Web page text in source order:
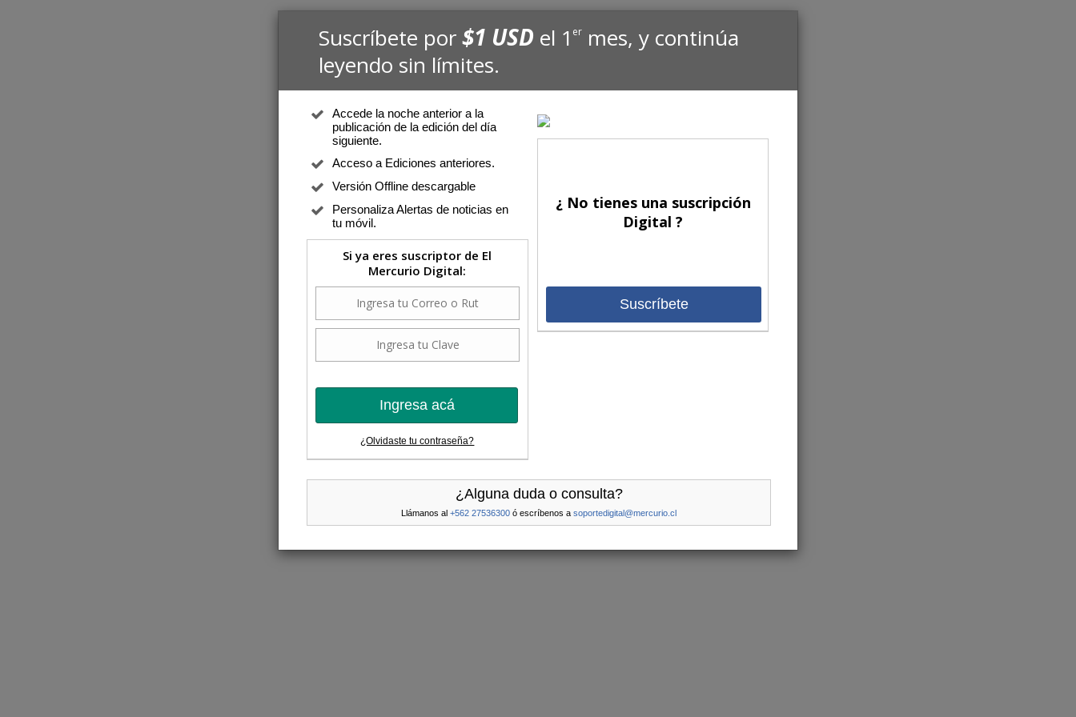
Suscríbete por$1 USD el 1er mes, y continúa
leyendo sin límites.
Accede la noche anterior a la
publicación de la edición del día
siguiente.
Acceso a Ediciones anteriores.
Versión Offline descargable
Personaliza Alertas de noticias en
tu móvil.
Si ya eres suscriptor de El
Mercurio Digital:
Ingresa acá
¿Olvidaste tu contraseña?
¿ No tienes una suscripción
Digital ?
Suscríbete
¿Alguna duda o consulta?
Llámanos al +562 27536300 ó escríbenos a soportedigital@mercurio.cl